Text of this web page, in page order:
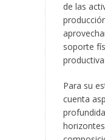
de las
soporte
Para su
cuenta